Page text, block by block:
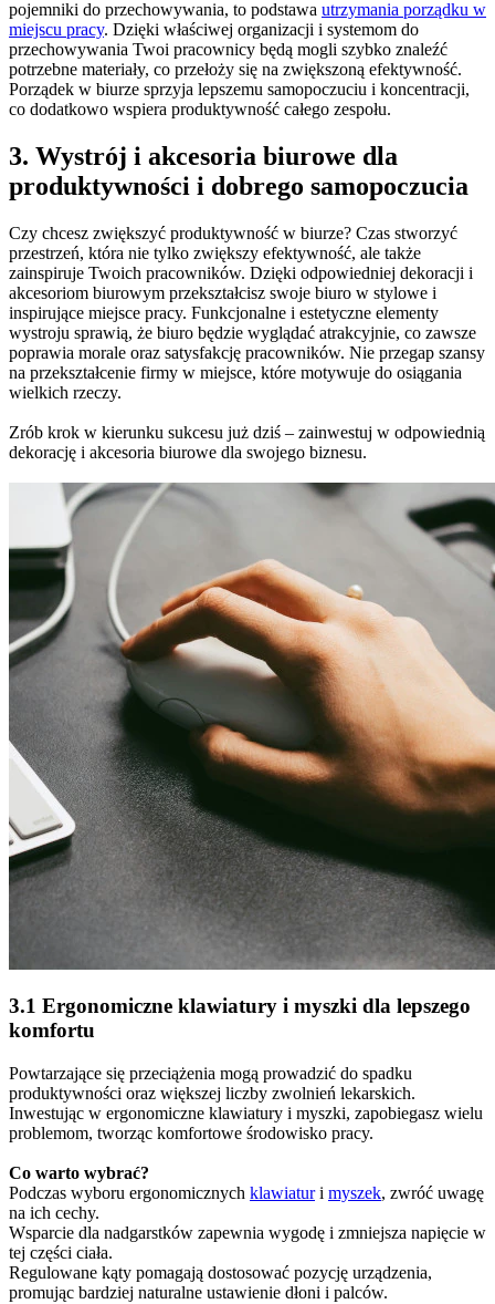
pojemniki do przechowywania, to podstawa utrzymania porządku w
miejscu pracy. Dzięki właściwej organizacji i systemom do
przechowywania Twoi pracownicy będą mogli szybko znaleźć
potrzebne materiały, co przełoży się na zwiększoną efektywność.
Porządek w biurze sprzyja lepszemu samopoczuciu i koncentracji,
co dodatkowo wspiera produktywność całego zespołu.
3. Wystrój i akcesoria biurowe dla
produktywności i dobrego samopoczucia
Czy chcesz zwiększyć produktywność w biurze? Czas stworzyć
przestrzeń, która nie tylko zwiększy efektywność, ale także
zainspiruje Twoich pracowników. Dzięki odpowiedniej dekoracji i
akcesoriom biurowym przekształcisz swoje biuro w stylowe i
inspirujące miejsce pracy. Funkcjonalne i estetyczne elementy
wystroju sprawią, że biuro będzie wyglądać atrakcyjnie, co zawsze
poprawia morale oraz satysfakcję pracowników. Nie przegap szansy
na przekształcenie firmy w miejsce, które motywuje do osiągania
wielkich rzeczy.
Zrób krok w kierunku sukcesu już dziś – zainwestuj w odpowiednią
dekorację i akcesoria biurowe dla swojego biznesu.
3.1 Ergonomiczne klawiatury i myszki dla lepszego
komfortu
Powtarzające się przeciążenia mogą prowadzić do spadku
produktywności oraz większej liczby zwolnień lekarskich.
Inwestując w ergonomiczne klawiatury i myszki, zapobiegasz wielu
problemom, tworząc komfortowe środowisko pracy.
Co warto wybrać?
Podczas wyboru ergonomicznych klawiaturi myszek, zwróć uwagę
na ich cechy.
Wsparcie dla nadgarstków zapewnia wygodę i zmniejsza napięcie w
tej części ciała.
Regulowane kąty pomagają dostosować pozycję urządzenia,
promując bardziej naturalne ustawienie dłoni i palców.